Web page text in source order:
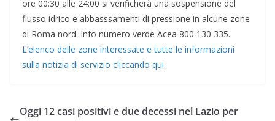
ore 00:30 alle 24:00 si verificherà una sospensione del
flusso idrico e abbasssamenti di pressione in alcune zone
di Roma nord. Info numero verde Acea 800 130 335.
L’elenco delle zone interessate e tutte le informazioni
sulla notizia di servizio cliccando qui.
Oggi 12 casi positivi e due decessi nel Lazio per